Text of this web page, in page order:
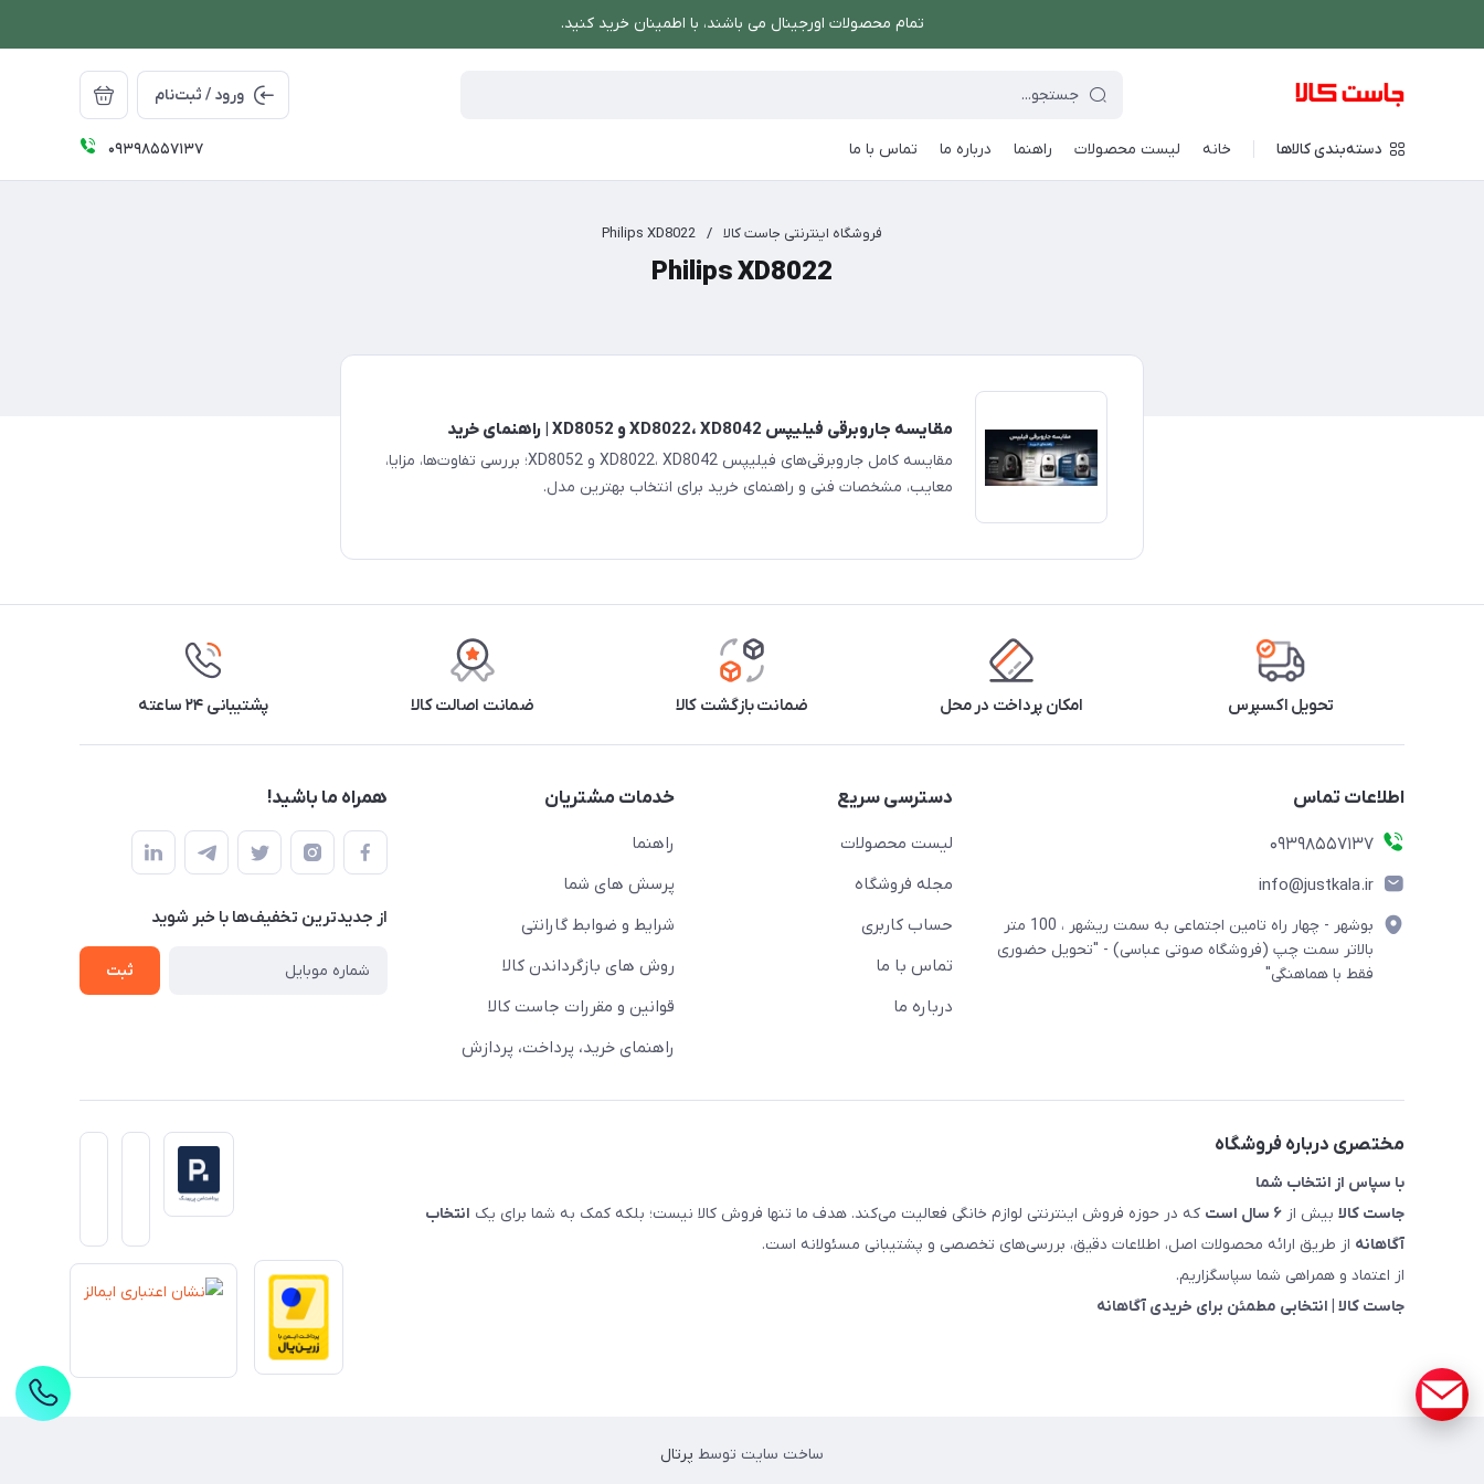
تمام محصولات اورجینال می باشند، با اطمینان خرید کنید.
ورود / ثبت‌نام
دسته‌بندی کالاها خانه لیست محصولات راهنما درباره ما تماس با ما 09398557137
فروشگاه اینترنتی جاست کالا /
Philips XD8022
Philips XD8022
مقایسه جاروبرقی فیلیپس XD8022، XD8042 و XD8052 | راهنمای خرید
مقایسه کامل جاروبرقی‌های فیلیپس XD8022، XD8042 و XD8052؛ بررسی تفاوت‌ها، مزایا،
معایب، مشخصات فنی و راهنمای خرید برای انتخاب بهترین مدل.
تحویل اکسپرس امکان پرداخت در محل ضمانت بازگشت کالا ضمانت اصالت کالا پشتیبانی ۲۴ ساعته
اطلاعات تماس
09398557137
info@justkala.ir
بوشهر - چهار راه تامین اجتماعی به سمت ریشهر ، 100 متر
بالاتر سمت چپ (فروشگاه صوتی عباسی) - "تحویل حضوری
فقط با هماهنگی"
دسترسی سریع
لیست محصولات
مجله فروشگاه
حساب کاربری
تماس با ما
درباره ما
خدمات مشتریان
راهنما
پرسش های شما
شرایط و ضوابط گارانتی
روش های بازگرداندن کالا
قوانین و مقررات جاست کالا
راهنمای خرید، پرداخت، پردازش
همراه ما باشید!
از جدید‌ترین تخفیف‌ها با‌ خبر شوید
ثبت
مختصری درباره فروشگاه
با سپاس از انتخاب شما
جاست کالا بیش از ۶ سال است که در حوزه فروش اینترنتی لوازم خانگی فعالیت می‌کند. هدف ما تنها فروش کالا نیست؛ بلکه کمک به شما برای یک انتخاب
آگاهانه از طریق ارائه محصولات اصل، اطلاعات دقیق، بررسی‌های تخصصی و پشتیبانی مسئولانه است.
از اعتماد و همراهی شما سپاسگزاریم.
جاست کالا | انتخابی مطمئن برای خریدی آگاهانه
ساخت سایت توسط پرتال